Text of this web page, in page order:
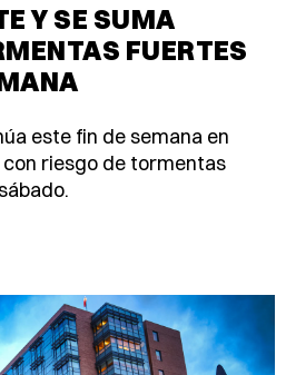
Y SE SUMA
FUERTES
este fin de semana en
riesgo de tormentas